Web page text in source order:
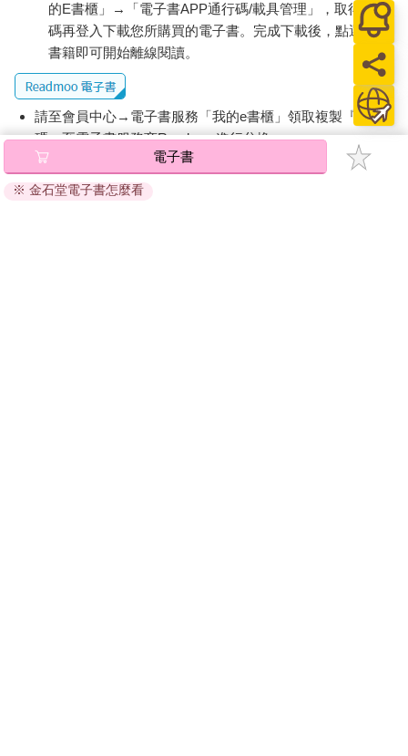
的E書櫃」→「電子書APP通行碼/載具管理」，取得通行
碼再登入下載您所購買的電子書。完成下載後，點選任一
書籍即可開始離線閱讀。
請至會員中心→電子書服務「我的e書櫃」領取複製『兌換
碼』至電子書服務商Readmoo進行兌換。
退換貨須知：
因版權保護，您在金石堂所購買的電子書僅能以金石堂專屬
電子書
※ 金石堂電子書怎麼看